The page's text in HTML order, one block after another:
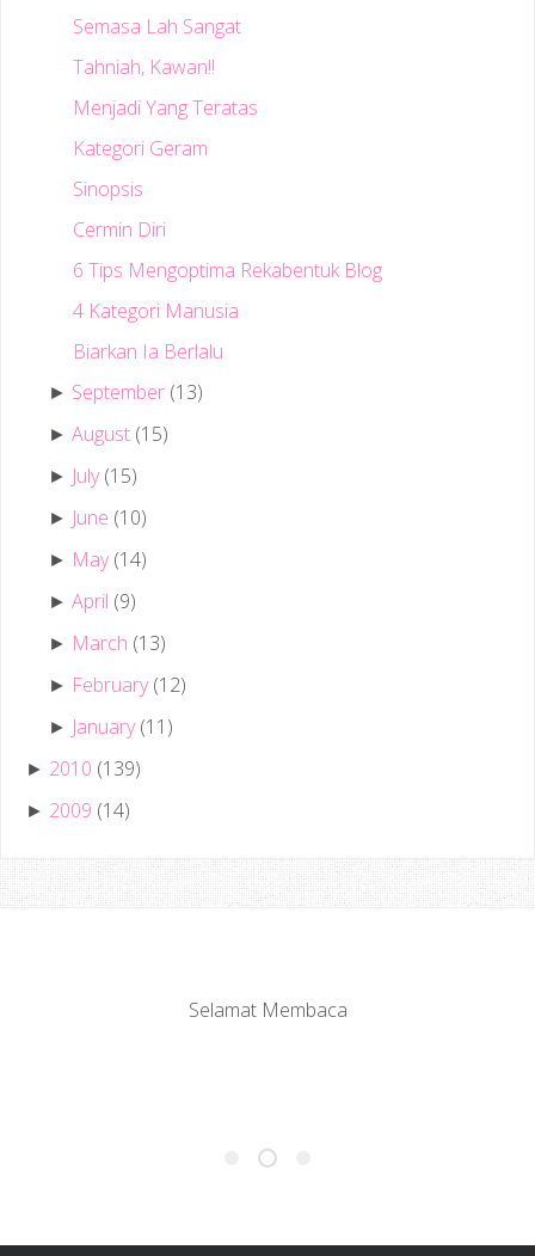
Semasa Lah Sangat
Tahniah, Kawan!!
Menjadi Yang Teratas
Kategori Geram
Sinopsis
Cermin Diri
6 Tips Mengoptima Rekabentuk Blog
4 Kategori Manusia
Biarkan Ia Berlalu
► September (13)
►August (15)
► July (15)
► June (10)
► May (14)
►April (9)
► March (13)
► February (12)
► January (11)
► 2010 (139)
► 2009 (14)
Selamat Membaca